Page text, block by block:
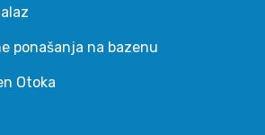
ponašanja na bazenu
Otoka